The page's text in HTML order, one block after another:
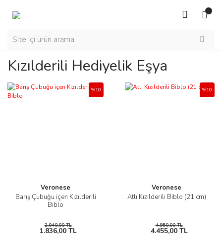
Kızılderili Hediyelik Eşya
Veronese
Barış Çubuğu içen Kızılderili
Biblo
%10
2.040,00 TL
1.836,00 TL
Veronese
Atlı Kızılderili Biblo (21 cm)
%10
4.950,00 TL
4.455,00 TL